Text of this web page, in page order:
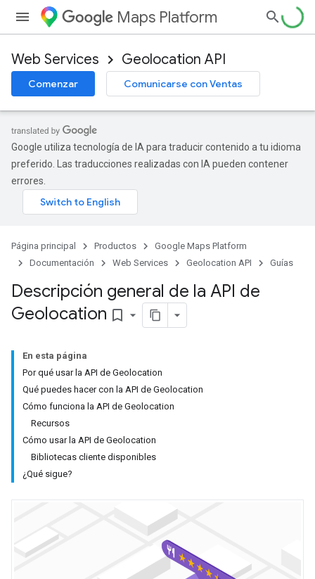
Maps Platform
Web Services Geolocation API
Comenzar Comunicarse con Ventas
Google utiliza tecnología de IA para traducir contenido a tu idioma
preferido. Las traducciones realizadas con IA pueden contener
errores.
Página principal Productos
Google Maps Platform
Documentación
Web Services Geolocation API Guías
Descripción general de la API de
Geolocation bookmark_border
En esta página
Por qué usar la API de Geolocation
Qué puedes hacer con la API de Geolocation
Cómo funciona la API de Geolocation
Recursos
Cómo usar la API de Geolocation
Bibliotecas cliente disponibles
¿Qué sigue?